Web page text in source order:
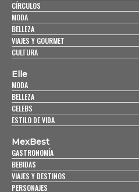
CÍRCULOS
MODA
BELLEZA
VIAJES Y GOURMET
CULTURA
Elle
MODA
BELLEZA
CELEBS
ESTILO DE VIDA
MexBest
GASTRONOMÍA
BEBIDAS
VIAJES Y DESTINOS
PERSONAJES